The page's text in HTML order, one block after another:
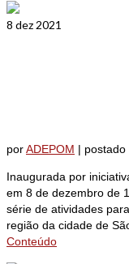
8 dez 2021
porADEPOM | postado
Inaugurada por
em 8 de dezembro de
série de atividades
região da cidade de
Conteúdo